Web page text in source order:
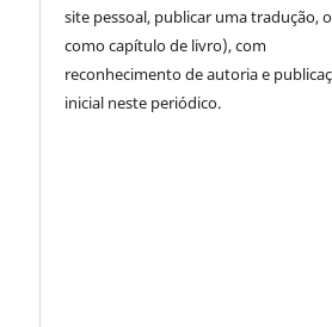
site pessoal, publicar uma tradução,
como capítulo de livro), com
reconhecimento de autoria e
inicial neste periódico.